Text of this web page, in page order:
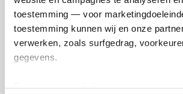
toestemming — voor
toestemming kunnen wij en onze
verwerken, zoals surfgedrag,
gegevens.